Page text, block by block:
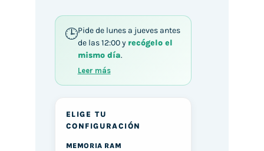
Pide de lunes a jueves antes
de las 12:00 y recógelo el
mismo día.
Leer más
ELIGE TU
CONFIGURACIÓN
MEMORIA RAM